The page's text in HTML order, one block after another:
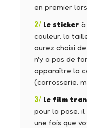
en premier
2/ le sticker à
couleur, la
aurez choisi
n'y a pas de
apparaître la
(carrosserie,
3/ le film
pour la pose,
une fois que